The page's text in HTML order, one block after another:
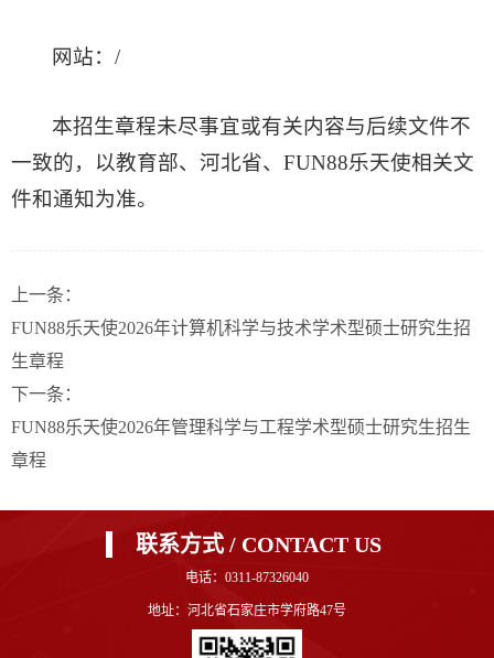
网站：/
本招生章程未尽事宜或有关内容与后续文件不
一致的，以教育部、河北省、FUN88乐天使相关文
件和通知为准。
上一条：
FUN88乐天使2026年计算机科学与技术学术型硕士研究生招
生章程
下一条：
FUN88乐天使2026年管理科学与工程学术型硕士研究生招生
章程
联系方式 / CONTACT US
电话：0311-87326040
地址：河北省石家庄市学府路47号